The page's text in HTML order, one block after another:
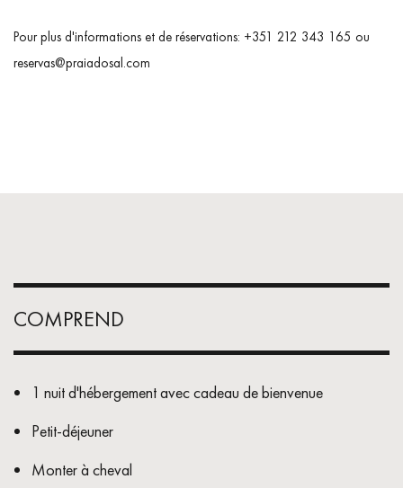
Pour plus d'informations et de réservations: +351 212 343 165 ou
reservas@praiadosal.com
COMPREND
1 nuit d'hébergement avec cadeau de bienvenue
Petit-déjeuner
Monter à cheval